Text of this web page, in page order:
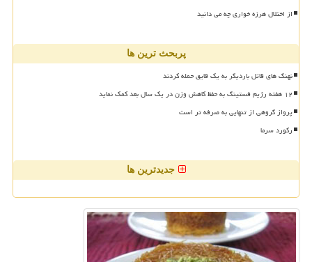
از اختلال هرزه خواری چه می دانید
پربحث ترین ها
نهنگ های قاتل باردیگر به یک قایق حمله کردند
۱۲ هفته رژیم فستینگ به حفظ کاهش وزن در یک سال بعد کمک نماید
پرواز گروهی از تنهایی به صرفه تر است
رکورد سرما
جدیدترین ها